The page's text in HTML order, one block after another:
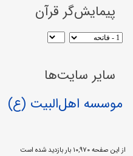
پیمایش‌گر قرآن
سایر سایت‌ها
موسسه اهل‌البیت (ع)
از این صفحه ۱۰,۹۷۰ بار بازدید شده است